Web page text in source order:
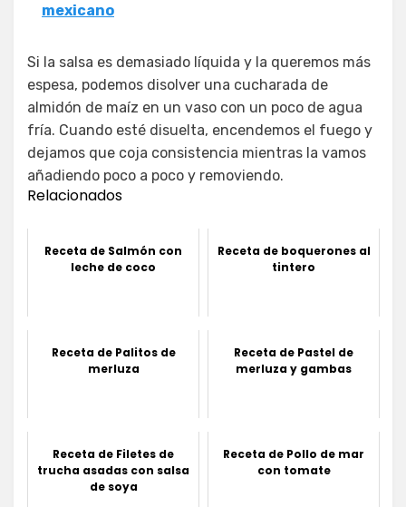
mexicano
Si la salsa es demasiado líquida y la queremos más
espesa, podemos disolver una cucharada de
almidón de maíz en un vaso con un poco de agua
fría. Cuando esté disuelta, encendemos el fuego y
dejamos que coja consistencia mientras la vamos
añadiendo poco a poco y removiendo.
Relacionados
Receta de Salmón con
leche de coco
Receta de boquerones al
tintero
Receta de Palitos de
merluza
Receta de Pastel de
merluza y gambas
Receta de Filetes de
trucha asadas con salsa
de soya
Receta de Pollo de mar
con tomate